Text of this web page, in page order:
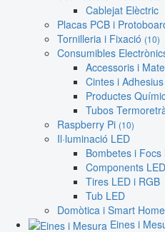
Cablejat Elèctric
Placas PCB i
Tornilleria i Fixació (10)
Consumibles
Accessoris i
Cintes i Adhesius
Productes
Tubos
Raspberry Pi (10)
Il·luminació LED
Bombetes i Focs
Components
Tires LED i RGB
Tub LED
Domòtica i Smart Home
Eines i